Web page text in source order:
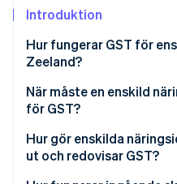
Introduktion
Hur fungerar GST för
Zeeland?
När måste en enskild
för GST?
Hur gör enskilda
ut och redovisar GST?